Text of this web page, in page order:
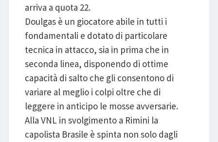
arriva a quota 22.
Doulgas è un giocatore abile in tutti i
fondamentali e dotato di particolare
tecnica in attacco, sia in prima che in
seconda linea, disponendo di ottime
capacità di salto che gli consentono di
variare al meglio i colpi oltre che di
leggere in anticipo le mosse avversarie.
Alla VNL in svolgimento a Rimini la
capolista Brasile è spinta non solo dagli